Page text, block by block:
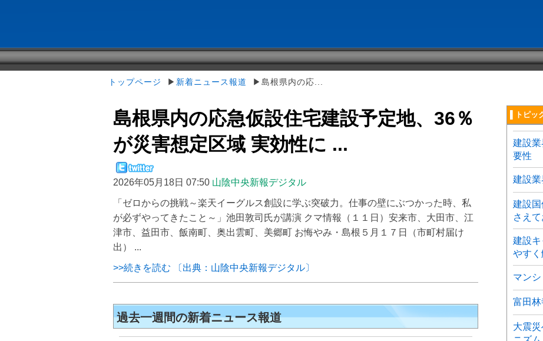
トップページ ▶ 新着ニュース報道 ▶島根県内の応...
島根県内の応急仮設住宅建設予定地、36％
が災害想定区域 実効性に ...
2026年05月18日 07:50 山陰中央新報デジタル
「ゼロからの挑戦～楽天イーグルス創設に学ぶ突破力。仕事の壁にぶつかった時、私
が必ずやってきたこと～」池田敦司氏が講演 クマ情報（１１日）安来市、大田市、江
津市、益田市、飯南町、奥出雲町、美郷町 お悔やみ・島根５月１７日（市町村届け
出） ...
>>続きを読む 〔出典：山陰中央新報デジタル〕
過去一週間の新着ニュース報道
▌トピッ
建設
要性
建設業
建設
さえ
建設キ
やすく
マン
富田
大震
ニズ